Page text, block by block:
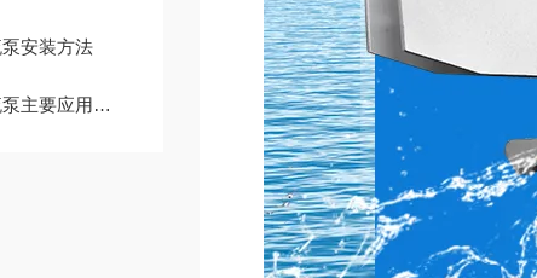
安装方法
用场景有哪些